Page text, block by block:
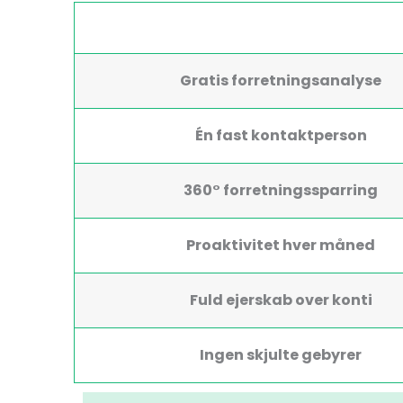
Gratis forretningsanalyse
Én fast kontaktperson
360° forretningssparring
Proaktivitet hver måned
Fuld ejerskab over konti
Ingen skjulte gebyrer